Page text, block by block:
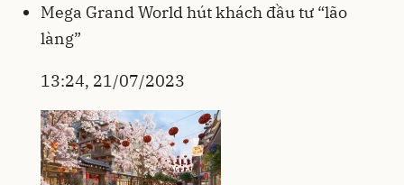
Mega Grand World hút khách đầu tư “lão
làng”
13:24, 21/07/2023